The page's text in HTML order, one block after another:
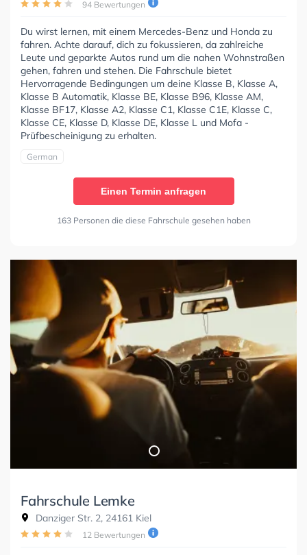
94 Bewertungen
Du wirst lernen, mit einem Mercedes-Benz und Honda zu
fahren. Achte darauf, dich zu fokussieren, da zahlreiche
Leute und geparkte Autos rund um die nahen Wohnstraßen
gehen, fahren und stehen. Die Fahrschule bietet
Hervorragende Bedingungen um deine Klasse B, Klasse A,
Klasse B Automatik, Klasse BE, Klasse B96, Klasse AM,
Klasse BF17, Klasse A2, Klasse C1, Klasse C1E, Klasse C,
Klasse CE, Klasse D, Klasse DE, Klasse L und Mofa -
Prüfbescheinigung zu erhalten.
German
Einen Termin anfragen
163 Personen die diese Fahrschule gesehen haben
Fahrschule Lemke
Danziger Str. 2, 24161 Kiel
12 Bewertungen